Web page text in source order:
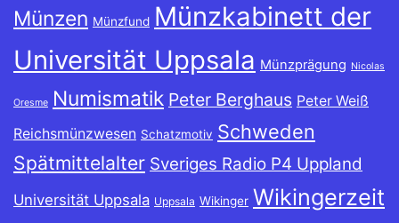
Münzen Münzfund Münzkabinett der
Universität Uppsala Münzprägung Nicolas
Oresme Numismatik Peter Berghaus Peter Weiß
Reichsmünzwesen Schatzmotiv Schweden
Spätmittelalter Sveriges Radio P4 Uppland
Universität Uppsala Uppsala Wikinger Wikingerzeit